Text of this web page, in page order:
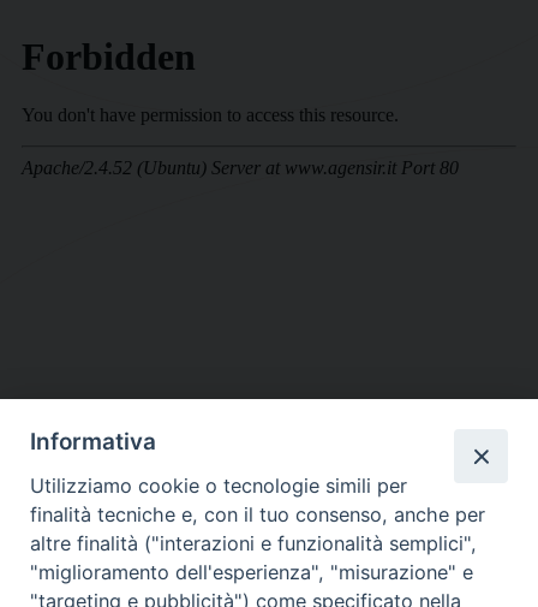
DIOCESI SUBURBICARIA DI ALBANO
Contatti:Tel.: 06.93268401 - Fax.: 06.9323844
E-mail:curia@diocesidialbano.it
Orari: dal Lunedì al Venerdì Ore: 9:00 - 13:00
Informativa
Utilizziamo cookie o tecnologie simili per
finalità tecniche e, con il tuo consenso, anche per
altre finalità ("interazioni e funzionalità semplici",
"miglioramento dell'esperienza", "misurazione" e
"targeting e pubblicità") come specificato nella